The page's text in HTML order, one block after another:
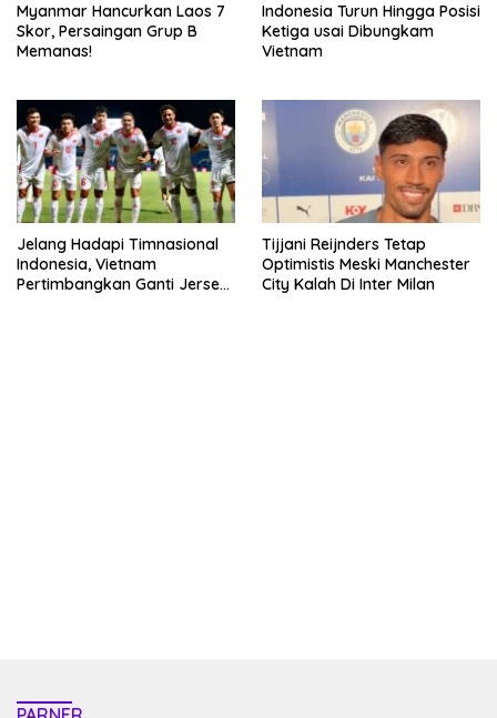
Myanmar Hancurkan Laos 7
Skor, Persaingan Grup B
Memanas!
Indonesia Turun Hingga Posisi
Ketiga usai Dibungkam
Vietnam
Jelang Hadapi Timnasional
Indonesia, Vietnam
Pertimbangkan Ganti Jersey
Tijjani Reijnders Tetap
Optimistis Meski Manchester
City Kalah Di Inter Milan